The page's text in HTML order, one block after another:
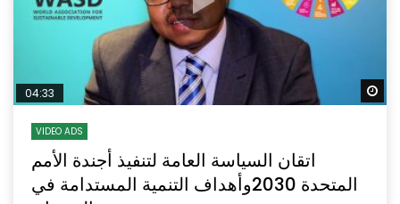
04:33
VIDEO ADS
اتقان السياسة العامة لتنفيذ أجندة الأمم
المتحدة 2030وأهداف التنمية المستدامة في